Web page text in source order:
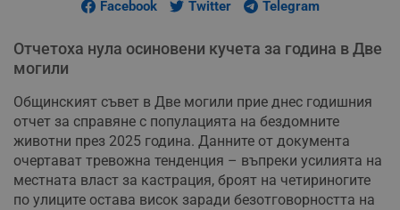
Facebook Twitter Telegram
Отчетоха нула осиновени кучета за година в Две
могили
Общинският съвет в Две могили прие днес годишния
отчет за справяне с популацията на бездомните
животни през 2025 година. Данните от документа
очертават тревожна тенденция – въпреки усилията на
местната власт за кастрация, броят на четириногите
по улиците остава висок заради безотговорността на